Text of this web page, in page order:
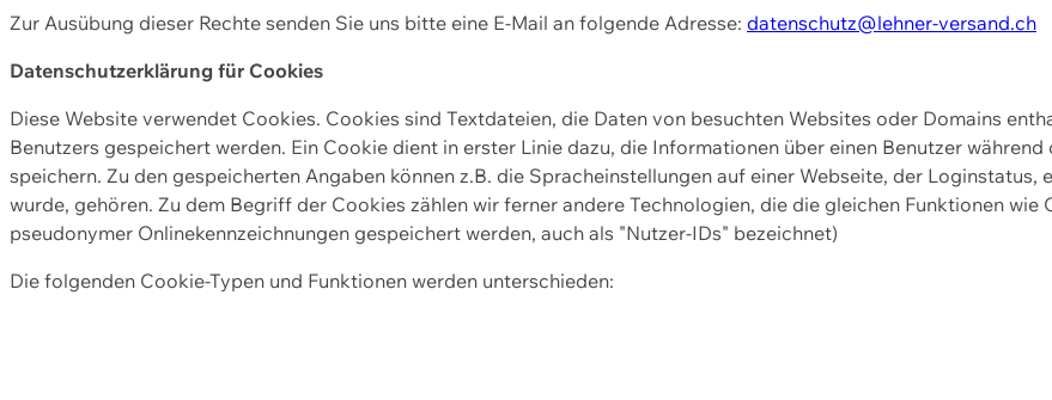
Zur Ausübung dieser Rechte senden Sie uns bitte eine E-Mail an folgende Adresse: datenschutz@lehner-versand.ch
Datenschutzerklärung für Cookies
Diese Website verwendet Cookies. Cookies sind Textdateien, die Daten von besuchten Websites oder Domains
Benutzers gespeichert werden. Ein Cookie dient in erster Linie dazu, die Informationen über einen Benutzer
speichern. Zu den gespeicherten Angaben können z.B. die Spracheinstellungen auf einer Webseite, der
wurde, gehören. Zu dem Begriff der Cookies zählen wir ferner andere Technologien, die die gleichen Funktionen wie
pseudonymer Onlinekennzeichnungen gespeichert werden, auch als "Nutzer-IDs" bezeichnet)
Die folgenden Cookie-Typen und Funktionen werden unterschieden: